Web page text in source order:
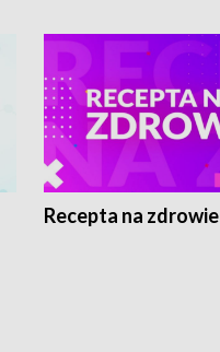
Recepta na zdrowie